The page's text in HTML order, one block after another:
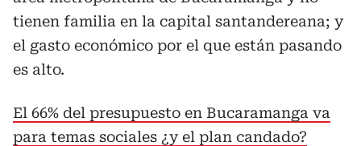
tienen familia en la capital santandereana; y
el gasto económico por el que están pasando
es alto.
El 66% del presupuesto en Bucaramanga va
para temas sociales ¿y el plan candado?